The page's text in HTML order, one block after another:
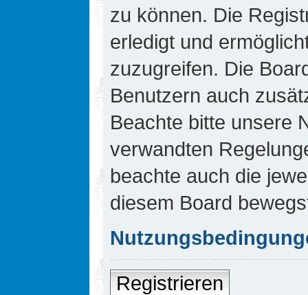
zu können. Die
erledigt und
zuzugreifen. Die
Benutzern auch
Beachte bitte unsere
verwandten
beachte auch die
diesem Board
Registrieren